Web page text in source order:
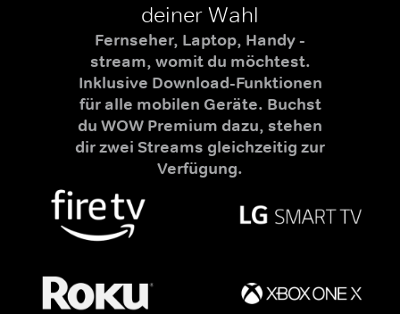
deiner Wahl
Fernseher, Laptop, Handy -
stream, womit du möchtest.
Inklusive Download-Funktionen
für alle mobilen Geräte. Buchst
du WOW Premium dazu, stehen
dir zwei Streams gleichzeitig zur
Verfügung.